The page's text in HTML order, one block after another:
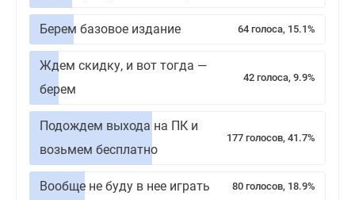
Берем базовое издание 64 голоса, 15.1%
Ждем скидку, и вот тогда —
берем
42 голоса, 9.9%
Подождем выхода на ПК и
возьмем бесплатно
177 голосов, 41.7%
Вообще не буду в нее играть 80 голосов, 18.9%